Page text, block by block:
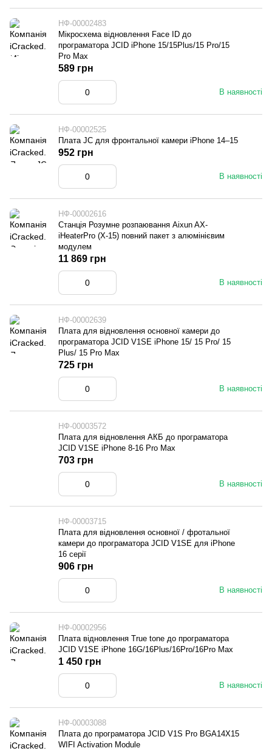
НФ-00002483
Мікросхема відновлення Face ID до
програматора JCID iPhone 15/15Plus/15 Pro/15
Pro Max
В наявності
589 грн
НФ-00002525
Плата JC для фронтальної камери iPhone 14–15
В наявності
952 грн
НФ-00002616
Станція Розумне розпаювання Aixun AX-
iHeaterPro (X-15) повний пакет з алюмінієвим
модулем
В наявності
11 869 грн
НФ-00002639
Плата для відновлення основної камери до
програматора JCID V1SE iPhone 15/ 15 Pro/ 15
Plus/ 15 Pro Max
В наявності
725 грн
НФ-00003572
Плата для відновлення АКБ до програматора
JCID V1SE iPhone 8-16 Pro Max
В наявності
703 грн
НФ-00003715
Плата для відновлення основної / фротальної
камери до програматора JCID V1SE для iPhone
16 серії
В наявності
906 грн
НФ-00002956
Плата відновлення True tone до програматора
JCID V1SE iPhone 16G/16Plus/16Pro/16Pro Max
В наявності
1 450 грн
НФ-00003088
Плата до програматора JCID V1S Pro BGA14X15
WIFI Activation Module